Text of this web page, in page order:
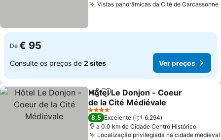
Vistas panorâmicas da Cité de Carcassonne
De € 95
Consulte os preços de 2 sites Ver preços
PartilharAdicionar aos favoritos
Hôtel Le Donjon - Coeur
de la Cité Médiévale
4 Estrelas
8,5 Excelente
6.294
a 0.0 km de Cidade Centro Histórico
Localização privilegiada na cidade medieval